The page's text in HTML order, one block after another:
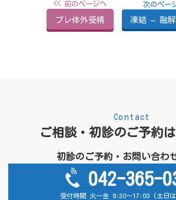
プレ体外受精 凍結 – 融
ご相談・初診のご予約
Contact
初診のご予約・お問い合わ
042-365-
受付時間 火～金 9:30～17:00 (土日は